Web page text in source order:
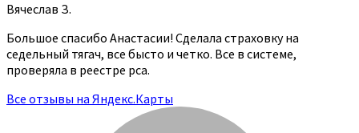
Вячеслав З.
Большое спасибо Анастасии! Сделала страховку на
седельный тягач, все бысто и четко. Все в системе,
проверяла в реестре рса.
Все отзывы на Яндекс.Карты